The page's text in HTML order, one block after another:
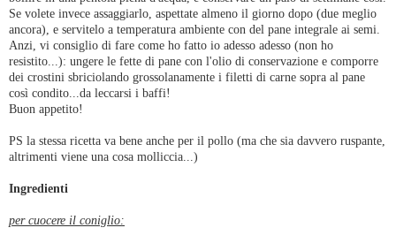
Se volete invece assaggiarlo, aspettate almeno il giorno dopo (due meglio
ancora), e servitelo a temperatura ambiente con del pane integrale ai semi.
Anzi, vi consiglio di fare come ho fatto io adesso adesso (non ho
resistito...): ungere le fette di pane con l'olio di conservazione e comporre
dei crostini sbriciolando grossolanamente i filetti di carne sopra al pane
così condito...da leccarsi i baffi!
Buon appetito!
PS la stessa ricetta va bene anche per il pollo (ma che sia davvero ruspante,
altrimenti viene una cosa molliccia...)
Ingredienti
per cuocere il coniglio: